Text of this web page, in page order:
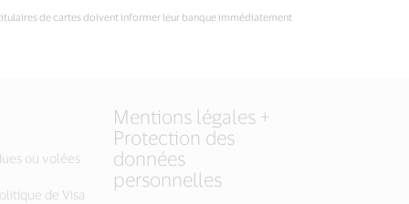
de cartes doivent informer leur banque immédiatement
ou volées
de Visa
Mentions légales +
Protection des
données
personnelles